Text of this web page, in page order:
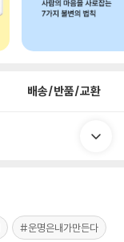
배송/반품/교환
#운명은내가만든다